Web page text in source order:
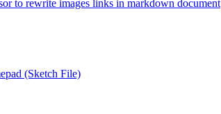
to rewrite images links in markdown document
(Sketch File)